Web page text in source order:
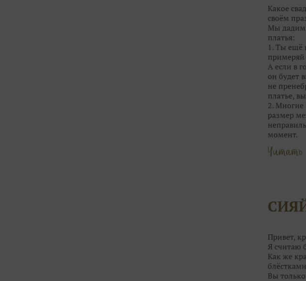
Какое
своём
Мы дадим
платья:
1. Ты ещё
примеряй
А если в
он будет
не
платье,
2. Многие
размер
момент.
Главное —
просто не
Читать
Привет,
Я считаю
Как же
Вы